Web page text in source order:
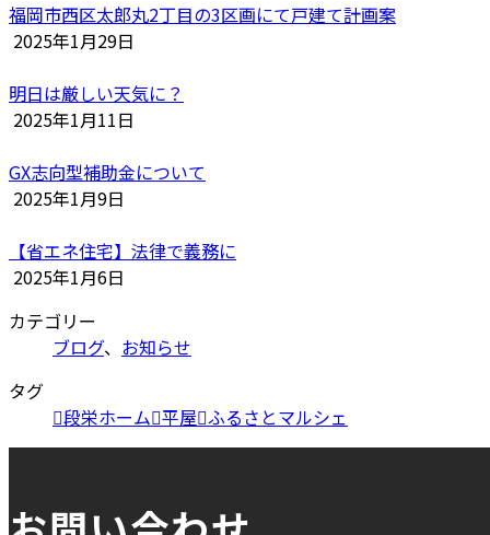
福岡市西区太郎丸2丁目の3区画にて戸建て計画案
2025年1月29日
明日は厳しい天気に？
2025年1月11日
GX志向型補助金について
2025年1月9日
【省エネ住宅】法律で義務に
2025年1月6日
カテゴリー
ブログ、 お知らせ
タグ
段栄ホーム 平屋 ふるさとマルシェ